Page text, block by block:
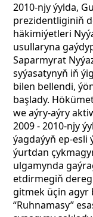
2010-njy ýylda,
prezidentliginiň
häkimiýetleri
usullaryna
Saparmyrat
syýasatynyň iň
bilen bellendi,
başlady.
we aýry-aýry
2009 - 2010-njy
ýagdaýyň ep-esli
ýurtdan
ulgamynda
etdirmegiň
gitmek üçin agyr
“Ruhnamasy”